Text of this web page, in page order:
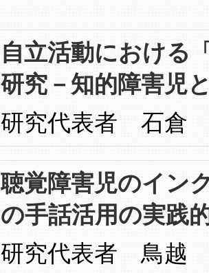
自立活動における
研究－知的障害児
研究代表者 石倉
聴覚障害児のイン
の手話活用の実践
研究代表者 鳥越